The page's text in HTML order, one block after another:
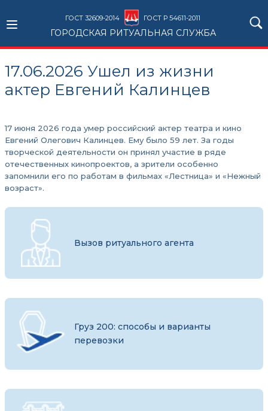
ГОСТ 32609-2014 ГОСТ Р 54611-2011
ГОРОДСКАЯ РИТУАЛЬНАЯ СЛУЖБА
17.06.2026 Ушел из жизни
актер Евгений Калинцев
17 июня 2026 года умер российский актер театра и кино
Евгений Олегович Калинцев. Ему было 59 лет. За годы
творческой деятельности он принял участие в ряде
отечественных кинопроектов, а зрители особенно
запомнили его по работам в фильмах «Лестница» и «Нежный
возраст».
Вызов ритуального агента
Груз 200: способы и варианты
перевозки